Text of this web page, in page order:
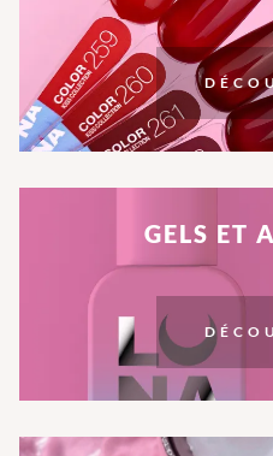
GELS ET